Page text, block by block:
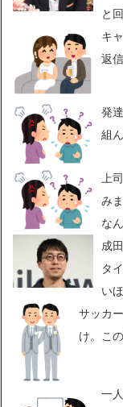
と
キ
返
発
組
上
み
な
成
タ
い
サッカ
け。こ
一